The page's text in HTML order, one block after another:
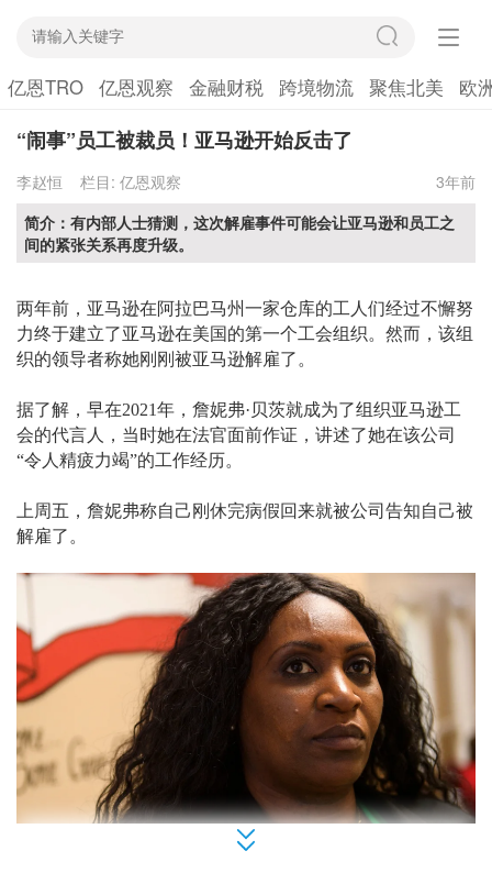
亿恩TRO 亿恩观察 金融财税 跨境物流 聚焦北美 欧
“闹事”员工被裁员！亚马逊开始反击了
李赵恒 栏目: 亿恩观察
3年前
简介：有内部人士猜测，这次解雇事件可能会让亚马逊和员工之
间的紧张关系再度升级。
两年前，亚马逊在阿拉巴马州一家仓库的工人们经过不懈努
力终于建立了亚马逊在美国的第一个工会组织。然而，该组
织的领导者称她刚刚被亚马逊解雇了。
据了解，早在2021年，詹妮弗·贝茨就成为了组织亚马逊工
会的代言人，当时她在法官面前作证，讲述了她在该公司
“令人精疲力竭”的工作经历。
上周五，詹妮弗称自己刚休完病假回来就被公司告知自己被
解雇了。